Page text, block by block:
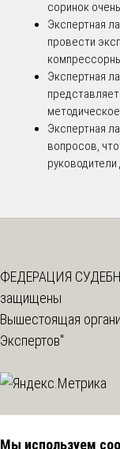
соринок
Экспертная
провести
Экспертная
Экспертная
вопросов,
ФЕДЕРАЦИЯ
защищены
Вышестоящая
Экспертов"
Мы используем